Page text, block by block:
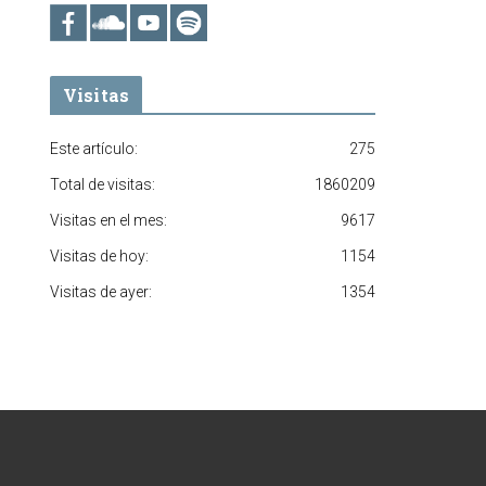
Visitas
275
Este artículo:
1860209
Total de visitas:
9617
Visitas en el mes:
1154
Visitas de hoy:
1354
Visitas de ayer: